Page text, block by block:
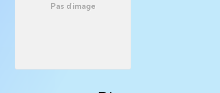
Pas d'image